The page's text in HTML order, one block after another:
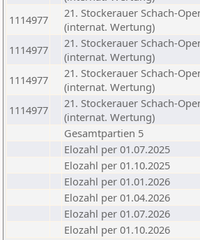
1114977
21. Stockerauer Schach-
(internat. Wertung)
1114977
21. Stockerauer Schach-
(internat. Wertung)
1114977
21. Stockerauer Schach-
(internat. Wertung)
1114977
21. Stockerauer Schach-
(internat. Wertung)
Gesamtpartien 5
Elozahl per 01.07.2025
Elozahl per 01.10.2025
Elozahl per 01.01.2026
Elozahl per 01.04.2026
Elozahl per 01.07.2026
Elozahl per 01.10.2026